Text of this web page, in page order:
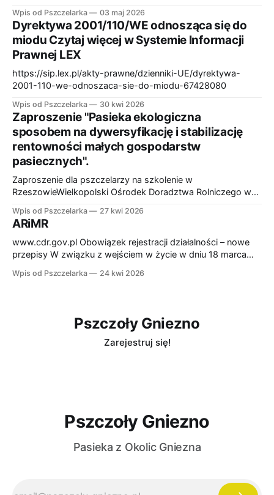
które mają wejść w życie w czerwcu 2026 roku, zaostrzają
zasady i uderzają w produkty pozbawione naturalnego
pyłku. Dla konsumentów oznacza to większą pewność, że
Wpis od Pszczelarka 03 maj 2026
Dyrektywa 2001/110/WE odnosząca się do
miodu Czytaj więcej w Systemie Informacji
Prawnej LEX
https://sip.lex.pl/akty-prawne/dzienniki-UE/dyrektywa-
2001-110-we-odnoszaca-sie-do-miodu-67428080
Wpis od Pszczelarka 30 kwi 2026
Zaproszenie "Pasieka ekologiczna
sposobem na dywersyfikację i stabilizację
rentowności małych gospodarstw
pasiecznych".
Zaproszenie dla pszczelarzy na szkolenie w
RzeszowieWielkopolski Ośrodek Doradztwa Rolniczego w
25-29 maja 2026 roku w ramach operacji pod nazwąWODR
Poznań
Wpis od Pszczelarka 27 kwi 2026
ARiMR
www.cdr.gov.pl Obowiązek rejestracji działalności – nowe
przepisy W związku z wejściem w życie w dniu 18 marca
zasady dotyczące rejestracji działalności związanej z
gospodarstw utrzymujących zwierzęta
Wpis od Pszczelarka 24 kwi 2026
Pszczoły Gniezno
Zarejestruj się!
Pszczoły Gniezno
Pasieka z Okolic Gniezna